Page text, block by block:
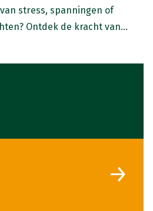
stress, spanningen of
Ontdek de kracht van